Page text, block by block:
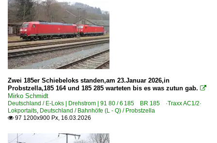
Zwei 185er Schiebeloks standen,am 23.Januar 2026,in
Probstzella,185 164 und 185 285 warteten bis es was zutun gab. 
Mirko Schmidt
Deutschland / E-Loks | Drehstrom | 91 80 / 6 185 BR 185 ·Traxx AC1/2·
Lokportaits, Deutschland / Bahnhöfe (L - Q) / Probstzella
 97 1200x900 Px, 16.03.2026